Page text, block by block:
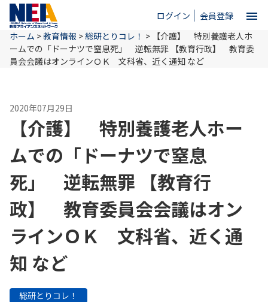
ログイン 会員登録 menu
close
NEAとは
教育情報
お問い合わせ
ホーム >教育情報 >総研とりコレ！ > 【介護】 特別養護老人ホ
ームでの「ドーナツで窒息死」 逆転無罪 【教育行政】 教育委
員会会議はオンラインＯＫ 文科省、近く通知 など
2020年07月29日
【介護】 特別養護老人ホー
ムでの「ドーナツで窒息
死」 逆転無罪 【教育行
政】 教育委員会会議はオン
ラインＯＫ 文科省、近く通
知 など
総研とりコレ！